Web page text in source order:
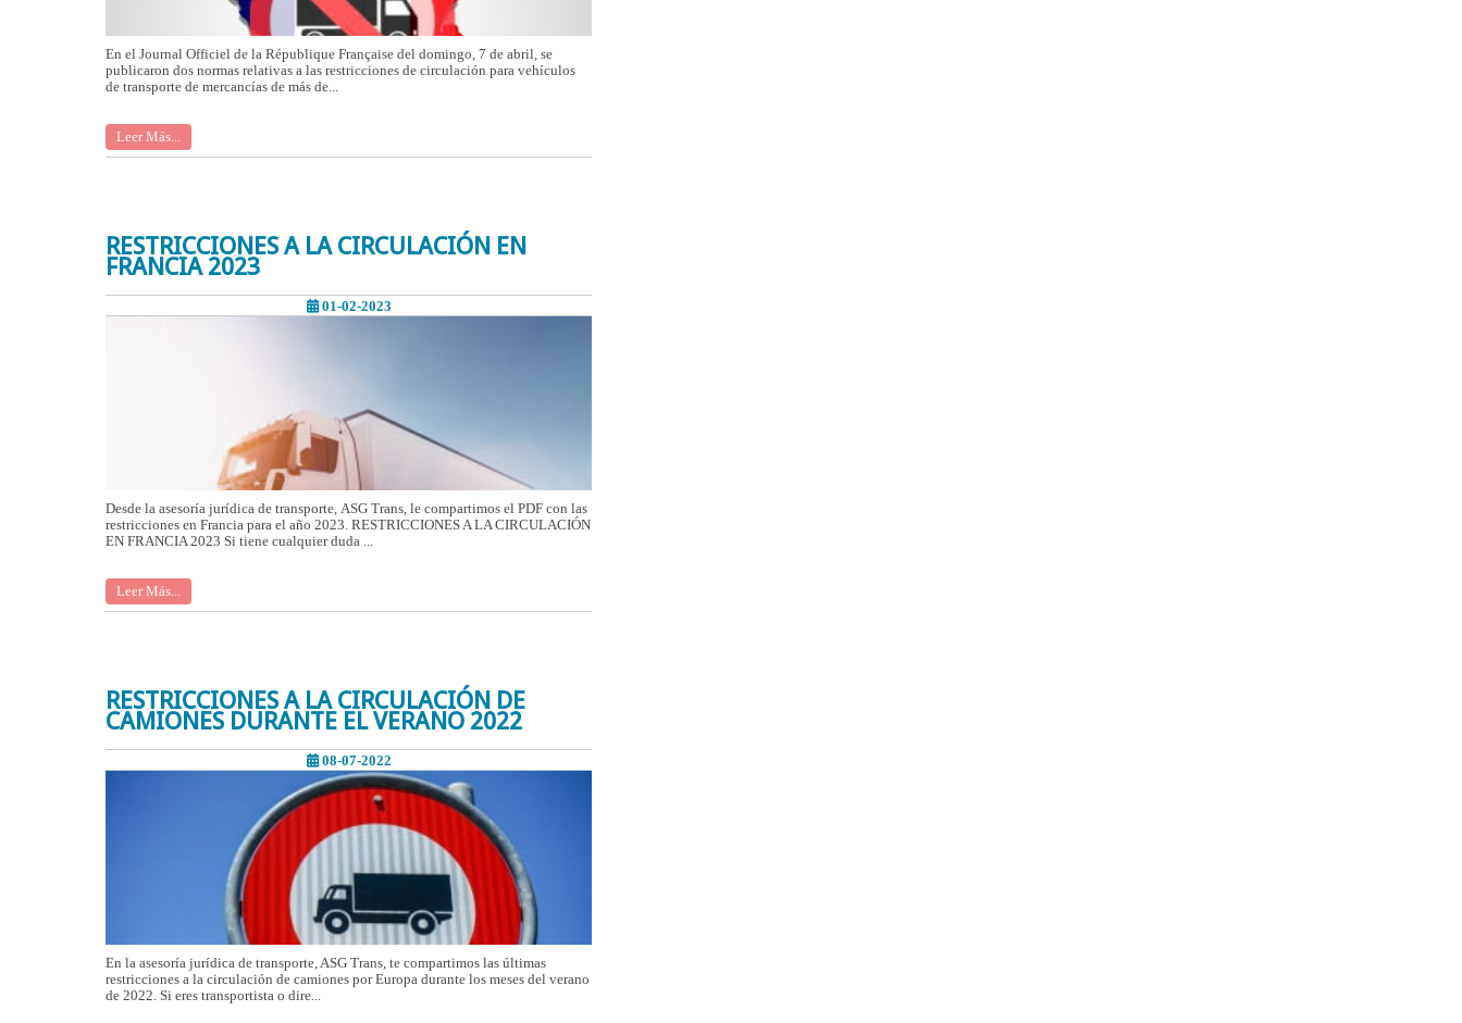
En el Journal Officiel de la République Française del domingo, 7 de abril, se
publicaron dos normas relativas a las restricciones de circulación para vehículos
de transporte de mercancías de más de...
Leer Más...
RESTRICCIONES A LA CIRCULACIÓN EN
FRANCIA 2023
01-02-2023
Desde la asesoría jurídica de transporte, ASG Trans, le compartimos el PDF con las
restricciones en Francia para el año 2023. RESTRICCIONES A LA CIRCULACIÓN
EN FRANCIA 2023 Si tiene cualquier duda ...
Leer Más...
RESTRICCIONES A LA CIRCULACIÓN DE
CAMIONES DURANTE EL VERANO 2022
08-07-2022
En la asesoría jurídica de transporte, ASG Trans, te compartimos las últimas
restricciones a la circulación de camiones por Europa durante los meses del verano
de 2022. Si eres transportista o dire...